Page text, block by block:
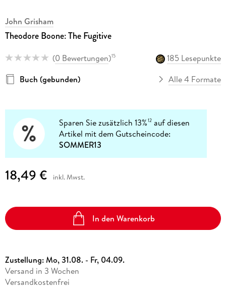
John Grisham
Theodore Boone: The Fugitive
(0 Bewertungen)15
185 Lesepunkte
Buch (gebunden)
Alle 4 Formate
Sparen Sie zusätzlich 13%12 auf diesen
Artikel mit dem Gutscheincode:
SOMMER13
18,49 € inkl. Mwst.
In den Warenkorb
Zustellung:Mo, 31.08. - Fr, 04.09.
Versand in 3 Wochen
Versandkostenfrei